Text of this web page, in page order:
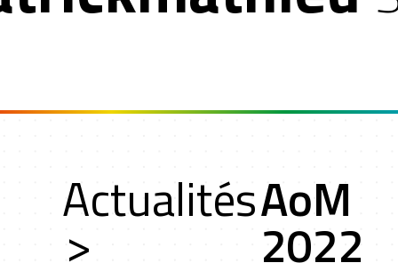
Actualités
>
AoM
2022